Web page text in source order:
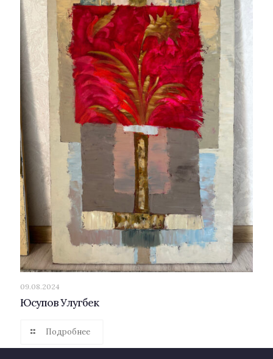
09.08.2024
Юсупов Улугбек
Подробнее